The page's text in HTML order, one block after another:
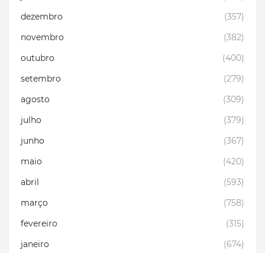
dezembro
(357)
novembro
(382)
outubro
(400)
setembro
(279)
agosto
(309)
julho
(379)
junho
(367)
maio
(420)
abril
(593)
março
(758)
fevereiro
(315)
janeiro
(674)